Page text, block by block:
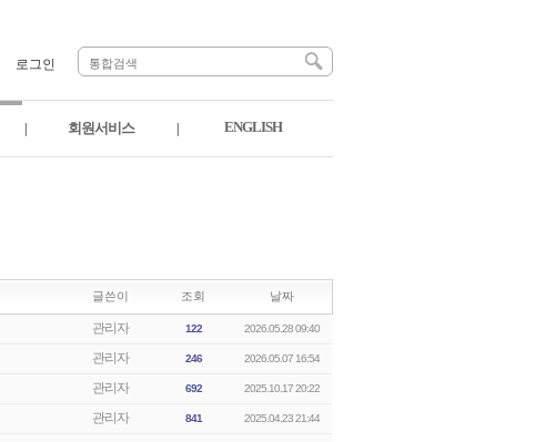
로그인
회원서비스 ENGLISH
글쓴이 조회 날짜
관리자 122 2026.05.28 09:40
관리자 246 2026.05.07 16:54
관리자 692 2025.10.17 20:22
관리자 841 2025.04.23 21:44